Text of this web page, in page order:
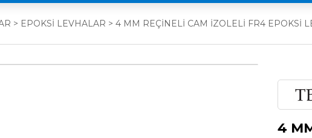
EPOKSİ LEVHALAR 4 MM REÇİNELİ CAM İZOLELİ FR4 EPOKSİ
4